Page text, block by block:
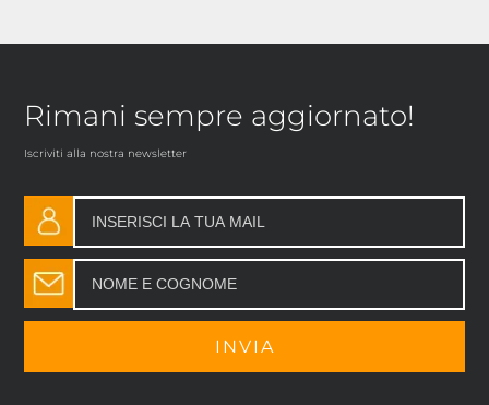
Rimani sempre aggiornato!
Iscriviti alla nostra newsletter